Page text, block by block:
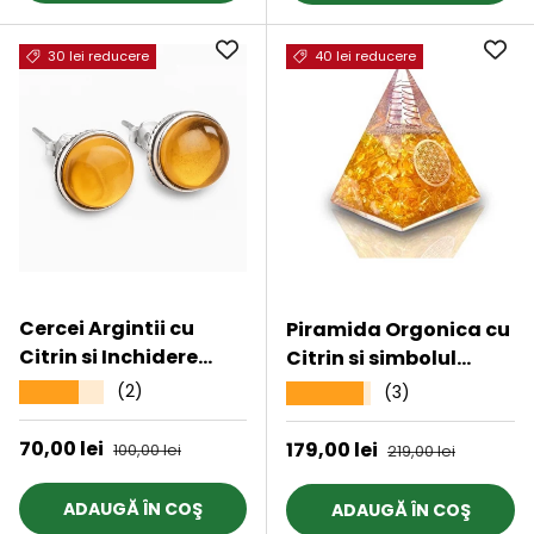
30 lei reducere
Cercei Argintii cu
Citrin si Inchidere
Clasica cu Surub
(2)
Preț de vânzare
70,00 lei Preț obișnuit
100,00 lei
ADAUGĂ ÎN COŞ
40 lei reducere
Piramida Orgonica cu
Citrin si simbolul
floarea vietii 8 cm -
pentru intelepciune,
bogatie si succes
(3)
Preț de vânzare
179,00 lei Preț obișnuit
219,00 lei
ADAUGĂ ÎN COŞ